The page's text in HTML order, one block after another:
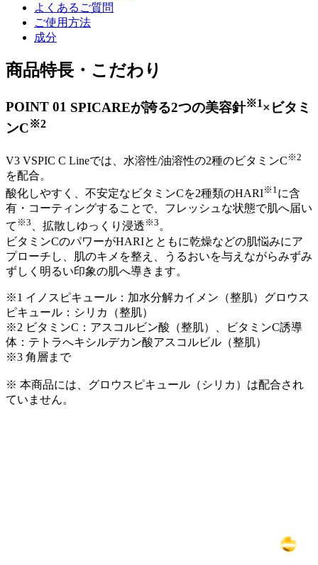
よくあるご質問
ご使用方法
成分
商品特長・こだわり
POINT 01 SPICAREが誇る2つの美容針※1×ビタミ
ンC※2
V3 VSPIC C Lineでは、水溶性/油溶性の2種のビタミンC ※2
を配合。
酸化しやすく、不安定なビタミンCを2種類のHARI※1 に含
有・コーティングすることで、フレッシュな状態で肌へ届い
て ※3 、拡散しゆっくり浸透 ※3。
ビタミンCのパワーがHARIとともに乾燥などの肌悩みにア
プローチし、肌のキメを整え、うるおいを与えながらみずみ
ずしく明るい印象の肌へ導きます。
※1 イノスピキュール：加水分解カイメン（整肌）グロウス
ピキュール：シリカ（整肌）
※2 ビタミンC：アスコルビン酸（整肌）、ビタミンC誘導
体：テトラへキシルデカン酸アスコルビル（整肌）
※3 角層まで
※ 本商品には、グロウスピキュール（シリカ）は配合され
ていません。